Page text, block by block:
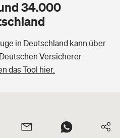
34.000
in Deutschland kann über
Versicherer
das Tool hier.